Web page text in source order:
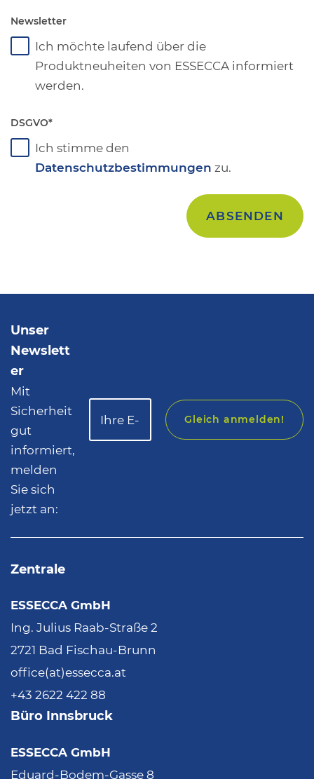
Newsletter
Ich möchte laufend über die
Produktneuheiten von ESSECCA informiert
werden.
DSGVO*
Ich stimme den
Datenschutzbestimmungen zu.
Unser
Newslett
er
Mit
Sicherheit
gut
informiert,
melden
Sie sich
jetzt an:
Gleich anmelden!
Zentrale
ESSECCA GmbH
Ing. Julius Raab-Straße 2
2721 Bad Fischau-Brunn
office(at)essecca.at
+43 2622 422 88
Büro Innsbruck
ESSECCA GmbH
Eduard-Bodem-Gasse 8